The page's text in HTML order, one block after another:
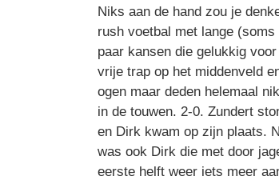
Niks aan de hand zou je
rush voetbal met lange
paar kansen die gelukkig
vrije trap op het middenveld
ogen maar deden helemaal
in de touwen. 2-0. Zundert
en Dirk kwam op zijn plaats.
was ook Dirk die met door
eerste helft weer iets meer